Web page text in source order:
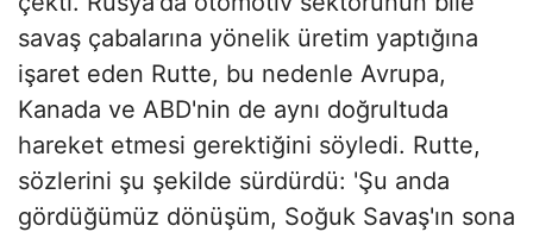
savaş çabalarına yönelik üretim yaptığına
işaret eden Rutte, bu nedenle Avrupa,
Kanada ve ABD'nin de aynı doğrultuda
hareket etmesi gerektiğini söyledi. Rutte,
sözlerini şu şekilde sürdürdü: 'Şu anda
gördüğümüz dönüşüm, Soğuk Savaş'ın sona